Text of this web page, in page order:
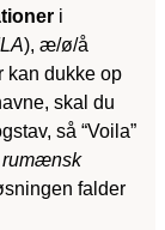
i
), æ/ø/å
kan dukke op
skal du
så “Voila”
rumænsk
falder